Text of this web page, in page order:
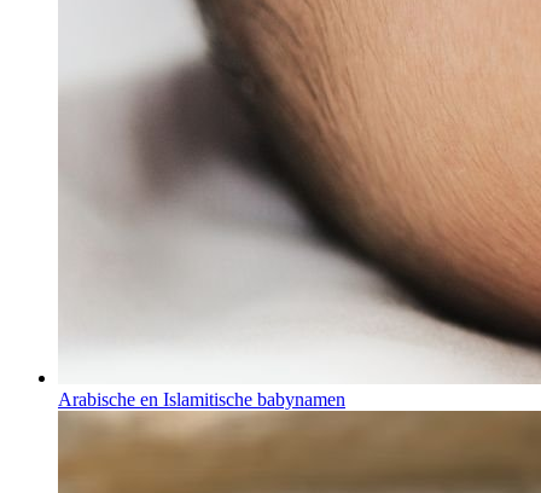
Arabische en Islamitische babynamen